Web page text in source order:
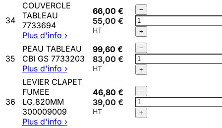
655
300009144
34
COUVERCLE
TABLEAU
7733694
Plus d'info ›
66,00 €
55,00 €
− Qté
COUVERCLE
TABLEAU
7733694
+
35
PEAU TABLEAU
CBI GS 7733203
Plus d'info ›
99,60 €
83,00 €
− Qté
PEAU
TABLEAU
CBI
GS
7733203
+
36
LEVIER CLAPET
FUMEE
LG.820MM
300009009
Plus d'info ›
46,80 €
39,00 €
− Qté
LEVIER
CLAPET
FUMEE
+